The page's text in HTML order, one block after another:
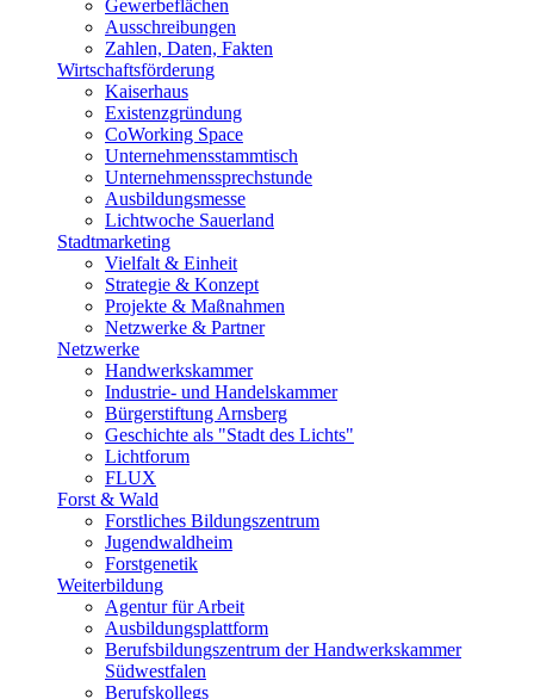
Gewerbeflächen
Ausschreibungen
Zahlen, Daten, Fakten
Wirtschaftsförderung
Kaiserhaus
Existenzgründung
CoWorking Space
Unternehmensstammtisch
Unternehmenssprechstunde
Ausbildungsmesse
Lichtwoche Sauerland
Stadtmarketing
Vielfalt & Einheit
Strategie & Konzept
Projekte & Maßnahmen
Netzwerke & Partner
Netzwerke
Handwerkskammer
Industrie- und Handelskammer
Bürgerstiftung Arnsberg
Geschichte als "Stadt des Lichts"
Lichtforum
FLUX
Forst & Wald
Forstliches Bildungszentrum
Jugendwaldheim
Forstgenetik
Weiterbildung
Agentur für Arbeit
Ausbildungsplattform
Berufsbildungszentrum der Handwerkskammer
Südwestfalen
Berufskollegs